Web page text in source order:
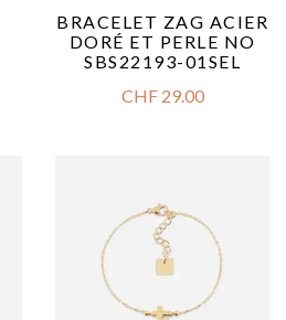
BRACELET ZAG ACIER
DORÉ ET PERLE NO
SBS22193-01SEL
CHF29.00